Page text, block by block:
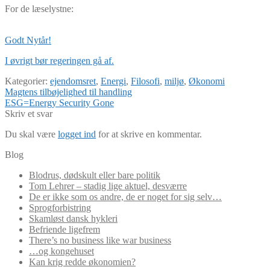
For de læselystne:
Godt Nytår!
I øvrigt bør regeringen gå af.
Kategorier: ejendomsret, Energi, Filosofi, miljø, Økonomi
Indlægsnavigation
Forrige
indlæg:
Magtens tilbøjelighed til handling
Næste
indlæg:
ESG=Energy Security Gone
Skriv et svar
Du skal være logget ind for at skrive en kommentar.
Blog
Blodrus, dødskult eller bare politik
Tom Lehrer – stadig lige aktuel, desværre
De er ikke som os andre, de er noget for sig selv…
Sprogforbistring
Skamløst dansk hykleri
Befriende ligefrem
There’s no business like war business
…og kongehuset
Kan krig redde økonomien?